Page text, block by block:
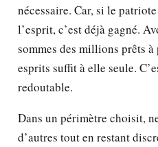
nécessaire. Car, si le
l’esprit, c’est déjà gagné.
sommes des millions prêts à
esprits suffit à elle seule.
redoutable.
Dans un périmètre choisit,
d’autres tout en restant